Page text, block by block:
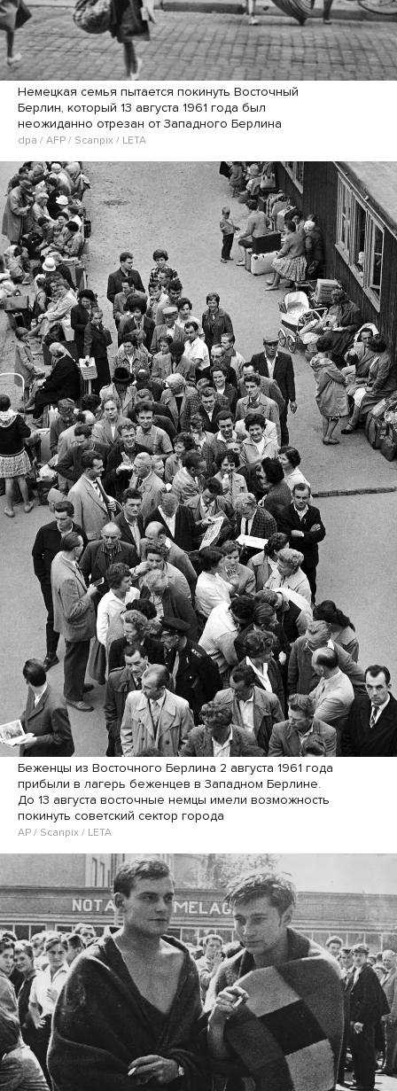
Немецкая семья пытается покинуть Восточный
Берлин, который 13 августа 1961 года был
неожиданно отрезан от Западного Берлина
dpa / AFP / Scanpix / LETA
Беженцы из Восточного Берлина 2 августа 1961 года
прибыли в лагерь беженцев в Западном Берлине.
До 13 августа восточные немцы имели возможность
покинуть советский сектор города
AP / Scanpix / LETA